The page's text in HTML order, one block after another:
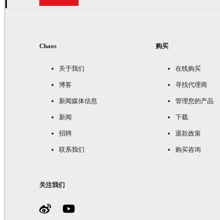
Chaos
关于我们
博客
新闻媒体信息
新闻
招聘
联系我们
购买
在线购买
寻找代理商
管理您的产品
下载
退款政策
购买咨询
关注我们